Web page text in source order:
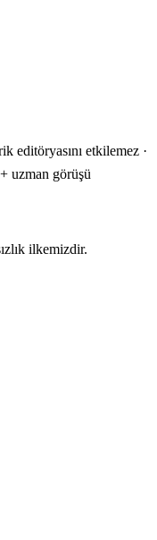
editöryasını etkilemez ·
uzman görüşü
ilkemizdir.